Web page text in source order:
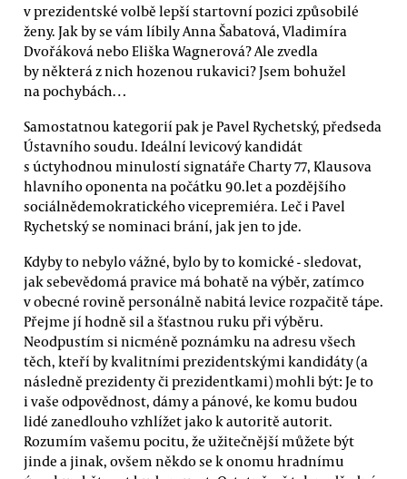
v prezidentské volbě lepší startovní pozici způsobilé
ženy. Jak by se vám líbily Anna Šabatová, Vladimíra
Dvořáková nebo Eliška Wagnerová? Ale zvedla
by některá z nich hozenou rukavici? Jsem bohužel
na pochybách…
Samostatnou kategorií pak je Pavel Rychetský, předseda
Ústavního soudu. Ideální levicový kandidát
s úctyhodnou minulostí signatáře Charty 77, Klausova
hlavního oponenta na počátku 90.let a pozdějšího
sociálnědemokratického vicepremiéra. Leč i Pavel
Rychetský se nominaci brání, jak jen to jde.
Kdyby to nebylo vážné, bylo by to komické - sledovat,
jak sebevědomá pravice má bohatě na výběr, zatímco
v obecné rovině personálně nabitá levice rozpačitě tápe.
Přejme jí hodně sil a šťastnou ruku při výběru.
Neodpustím si nicméně poznámku na adresu všech
těch, kteří by kvalitními prezidentskými kandidáty (a
následně prezidenty či prezidentkami) mohli být: Je to
i vaše odpovědnost, dámy a pánové, ke komu budou
lidé zanedlouho vzhlížet jako k autoritě autorit.
Rozumím vašemu pocitu, že užitečnější můžete být
jinde a jinak, ovšem někdo se k onomu hradnímu